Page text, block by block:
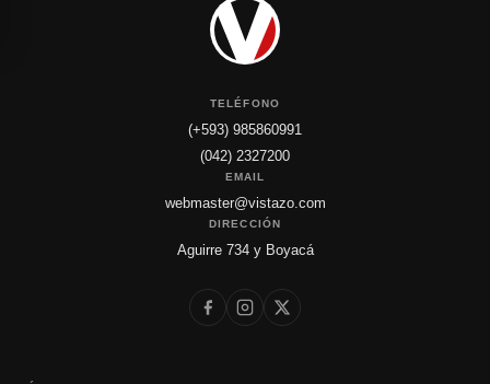
TELÉFONO
(+593) 985860991
(042) 2327200
EMAIL
webmaster@vistazo.com
DIRECCIÓN
Aguirre 734 y Boyacá